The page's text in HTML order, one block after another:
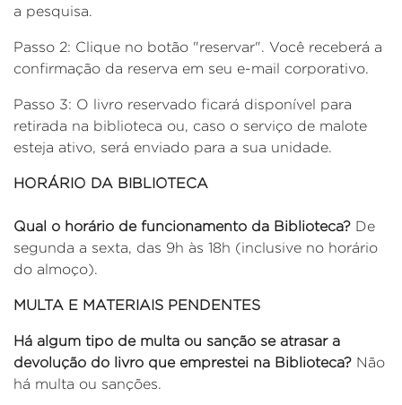
a pesquisa.
Passo 2: Clique no botão "reservar". Você receberá a
confirmação da reserva em seu e-mail corporativo.
Passo 3: O livro reservado ficará disponível para
retirada na biblioteca ou, caso o serviço de malote
esteja ativo, será enviado para a sua unidade.
HORÁRIO DA BIBLIOTECA
Qual o horário de funcionamento da Biblioteca? De
segunda a sexta, das 9h às 18h (inclusive no horário
do almoço).
MULTA E MATERIAIS PENDENTES
Há algum tipo de multa ou sanção se atrasar a
devolução do livro que emprestei na Biblioteca? Não
há multa ou sanções.